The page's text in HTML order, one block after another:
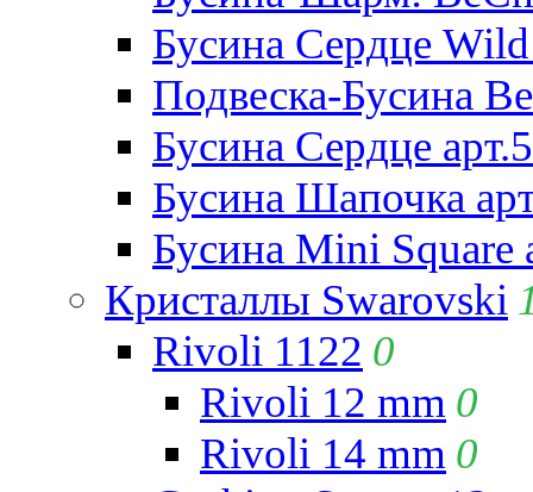
Бусина Сердце
Подвеска-Бусина
Бусина Сердце
Бусина Шапочка
Бусина Mini Square
Кристаллы Swarovski
Rivoli 1122 0
Rivoli 12 mm 0
Rivoli 14 mm 0